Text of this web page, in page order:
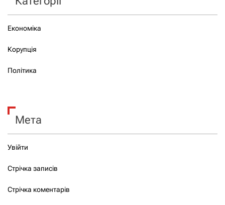
Економіка
Корупція
Політика
Мета
Увійти
Стрічка записів
Стрічка коментарів